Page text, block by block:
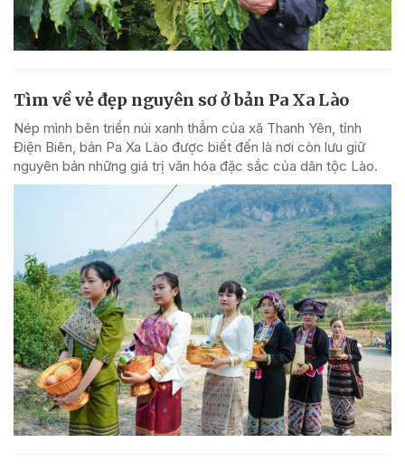
Tìm về vẻ đẹp nguyên sơ ở bản Pa Xa Lào
Nép mình bên triền núi xanh thẳm của xã Thanh Yên, tỉnh
Điện Biên, bản Pa Xa Lào được biết đến là nơi còn lưu giữ
nguyên bản những giá trị văn hóa đặc sắc của dân tộc Lào.